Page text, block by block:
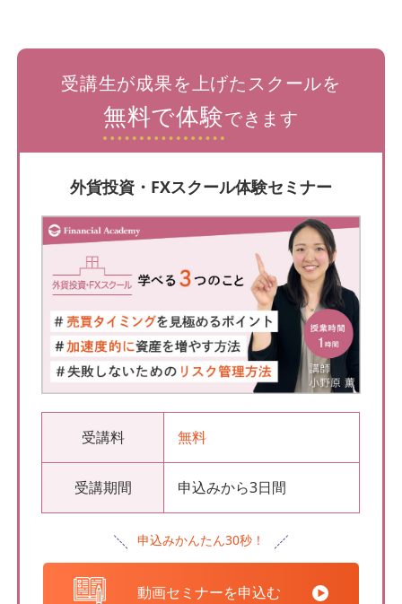
受講生が成果を上げたスクールを
無料で体験できます
外貨投資・FXスクール体験セミナー
受講料 無料
受講期間 申込みから3日間
申込みかんたん30秒！
動画セミナーを申込む